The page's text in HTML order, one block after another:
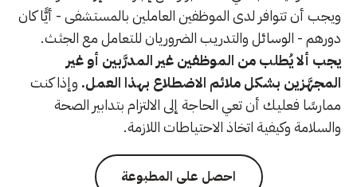
ويجب أن تتوافر لدى الموظفين العاملين بالمستشفى - أيًّا كان
دورهم - الوسائل والتدريب الضروريان للتعامل مع الجثث.
يجب ألا يُطلب من الموظفين غير المدرَّبين أو غير
المجهَّزين بشكل ملائم الاضطلاع بهذا العمل. وإذا كنت
ممارسًا فعليك أن تعي الحاجة إلى الالتزام بتدابير الصحة
والسلامة وكيفية اتخاذ الاحتياطات اللازمة.
احصل على المطبوعة